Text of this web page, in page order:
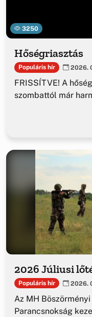
3250
Hőségriasztás
Populáris hír 2026.
FRISSÍTVE! A
szombattól már
2026 Júliusi
Populáris hír 2026.
Az MH
Parancsnokság